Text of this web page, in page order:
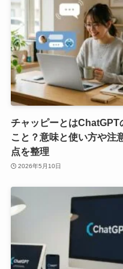
チャッピーとはChatGPT
こと？意味と使い方や注
点を整理
2026年5月10日